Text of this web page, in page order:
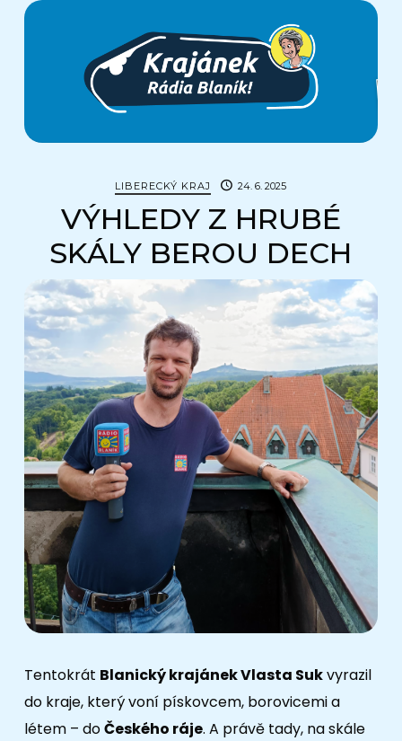
Krajánek
Rádia
LIBERECKÝ KRAJ 24. 6. 2025
VÝHLEDY Z HRUBÉ
SKÁLY BEROU DECH
Tentokrát Blanický krajánek Vlasta Sukvyrazil
do kraje, který voní pískovcem, borovicemi a
létem – doČeského ráje. A právě tady, na skále